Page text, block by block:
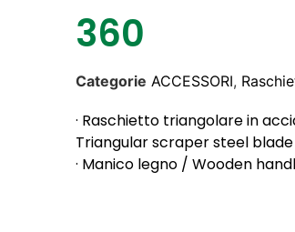
360
Categorie ACCESSORI,
· Raschietto triangolare in
Triangular scraper steel blade
· Manico legno / Wooden